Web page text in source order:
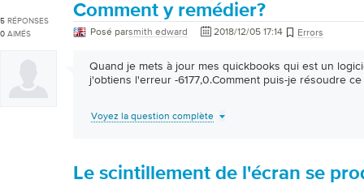
5 RÉPONSES
0 AIMÉS
Comment y remédier?
Posé parsmith edward 2018/12/05 17:14 Errors
Quand je mets à jour mes quickbooks qui est un
j'obtiens l'erreur -6177,0.Comment puis-je résoudre
Voyez la question complète
Le scintillement de l'écran se